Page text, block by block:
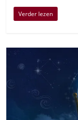
Verder lezen